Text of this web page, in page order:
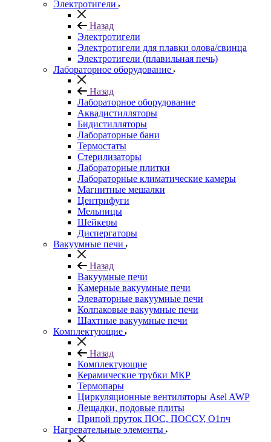
Электротигели
Назад
Электротигели
Электротигели для плавки олова/свинца
Электротигели (плавильная печь)
Лабораторное оборудование
Назад
Лабораторное оборудование
Аквадистилляторы
Бидистилляторы
Лабораторные бани
Термостаты
Стерилизаторы
Лабораторные плитки
Лабораторные климатические камеры
Магнитные мешалки
Центрифуги
Мельницы
Шейкеры
Диспергаторы
Вакуумные печи
Назад
Вакуумные печи
Камерные вакуумные печи
Элеваторные вакуумные печи
Колпаковые вакуумные печи
Шахтные вакуумные печи
Комплектующие
Назад
Комплектующие
Керамические трубки МКР
Термопары
Циркуляционные вентиляторы Asel AWP
Лещадки, подовые плиты
Припой пруток ПОС, ПОССУ, О1пч
Нагревательные элементы